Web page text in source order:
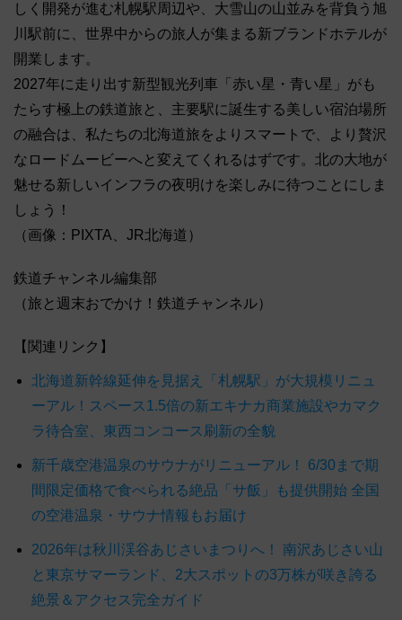
しく開発が進む札幌駅周辺や、大雪山の山並みを背負う旭
川駅前に、世界中からの旅人が集まる新ブランドホテルが
開業します。
2027年に走り出す新型観光列車「赤い星・青い星」がも
たらす極上の鉄道旅と、主要駅に誕生する美しい宿泊場所
の融合は、私たちの北海道旅をよりスマートで、より贅沢
なロードムービーへと変えてくれるはずです。北の大地が
魅せる新しいインフラの夜明けを楽しみに待つことにしま
しょう！
（画像：PIXTA、JR北海道）
鉄道チャンネル編集部
（旅と週末おでかけ！鉄道チャンネル）
【関連リンク】
北海道新幹線延伸を見据え「札幌駅」が大規模リニュ
ーアル！スペース1.5倍の新エキナカ商業施設やカマク
ラ待合室、東西コンコース刷新の全貌
新千歳空港温泉のサウナがリニューアル！ 6/30まで期
間限定価格で食べられる絶品「サ飯」も提供開始 全国
の空港温泉・サウナ情報もお届け
2026年は秋川渓谷あじさいまつりへ！ 南沢あじさい山
と東京サマーランド、2大スポットの3万株が咲き誇る
絶景＆アクセス完全ガイド